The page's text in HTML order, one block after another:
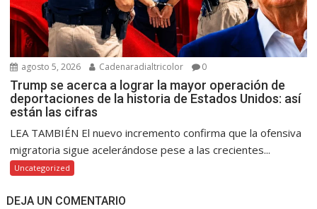
agosto 5, 2026 Cadenaradialtricolor 0
Trump se acerca a lograr la mayor operación de
deportaciones de la historia de Estados Unidos: así
están las cifras
LEA TAMBIÉN El nuevo incremento confirma que la ofensiva
migratoria sigue acelerándose pese a las crecientes...
Uncategorized
DEJA UN COMENTARIO